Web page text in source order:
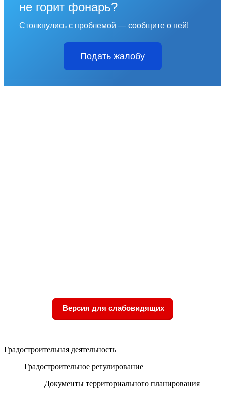
не горит фонарь?
Столкнулись с проблемой — сообщите о ней!
Подать жалобу
Версия для слабовидящих
Градостроительная деятельность
Градостроительное регулирование
Документы территориального планирования